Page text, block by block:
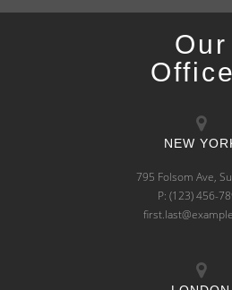
Our
NEW
795 Folsom Ave,
P: (123) 456-